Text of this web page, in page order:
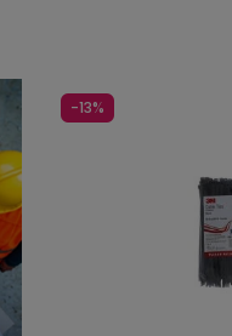
-13%